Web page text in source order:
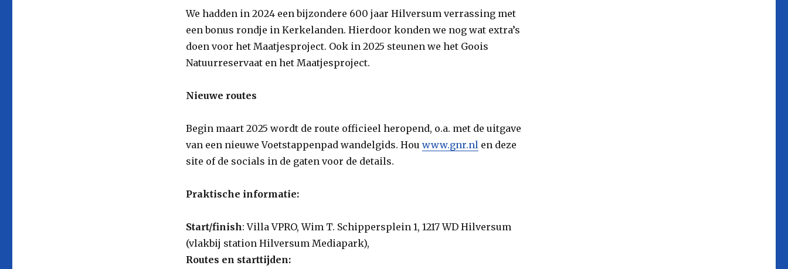
We hadden in 2024 een bijzondere 600 jaar Hilversum verrassing met
een bonus rondje in Kerkelanden. Hierdoor konden we nog wat extra’s
doen voor het Maatjesproject. Ook in 2025 steunen we het Goois
Natuurreservaat en het Maatjesproject.
Nieuwe routes
Begin maart 2025 wordt de route officieel heropend, o.a. met de uitgave
van een nieuwe Voetstappenpad wandelgids. Hou www.gnr.nlen deze
site of de socials in de gaten voor de details.
Praktische informatie:
Start/finish: Villa VPRO, Wim T. Schippersplein 1, 1217 WD Hilversum
(vlakbij station Hilversum Mediapark),
Routes en starttijden: